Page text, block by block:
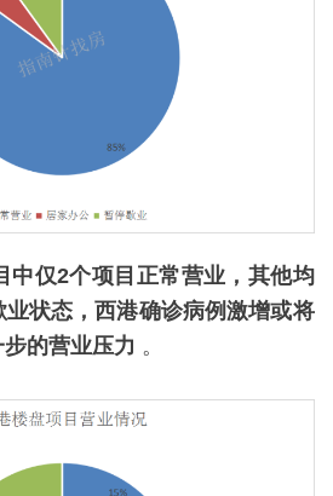
中仅2个项目正常营业，其他均
状态，西港确诊病例激增或将
的营业压力 。